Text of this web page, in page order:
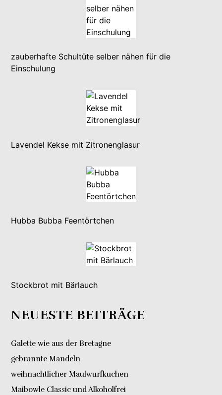
zauberhafte Schultüte selber nähen für die
Einschulung
Lavendel Kekse mit Zitronenglasur
Hubba Bubba Feentörtchen
Stockbrot mit Bärlauch
NEUESTE BEITRÄGE
Galette wie aus der Bretagne
gebrannte Mandeln
weihnachtlicher Maulwurfkuchen
Maibowle Classic und Alkoholfrei